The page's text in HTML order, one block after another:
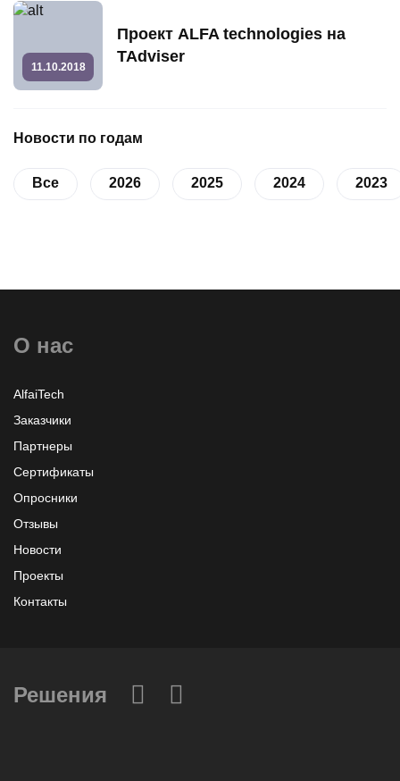
11.10.2018
Проект ALFA technologies на
TAdviser
Новости по годам
Все 2026 2025 2024 2023
О нас
AlfaiTech
Заказчики
Партнеры
Сертификаты
Опросники
Отзывы
Новости
Проекты
Контакты
Решения